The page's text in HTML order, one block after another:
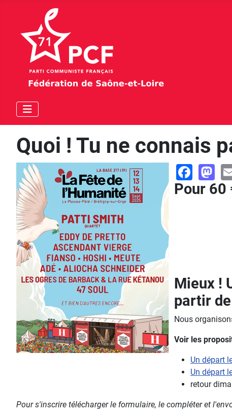
Quoi ! Tu ne connais
Pour 60
Mieux !
partir
Nous
Voir les
Un départ
Un départ
retour
Pour s'inscrire télécharger le formulaire, le compléter et